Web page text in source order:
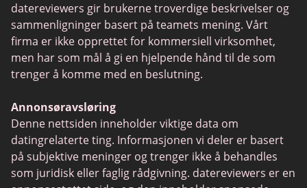
POF vs Match
eHarmony vs OkCupid
SPDate
TenderMeets
Together2Night
Fetlife
Alua
TinyChat
datereviewers gir brukerne troverdige beskrivelser og
sammenligninger basert på teamets mening. Vårt
firma er ikke opprettet for kommersiell virksomhet,
men har som mål å gi en hjelpende hånd til de som
trenger å komme med en beslutning.
Annonsøravsløring
Denne nettsiden inneholder viktige data om
datingrelaterte ting. Informasjonen vi deler er basert
på subjektive meninger og trenger ikke å behandles
som juridisk eller faglig rådgivning. datereviewers er en